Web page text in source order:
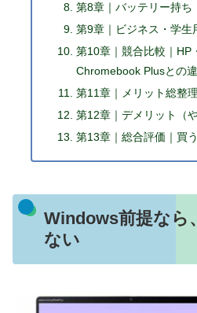
第8章｜バッテリー持ち
第9章｜ビジネス・学生
第10章｜競合比較｜HP
Chromebook Plusとの
第11章｜メリット総整理
第12章｜デメリット（
第13章｜総合評価｜買
Windows前提なら
ない